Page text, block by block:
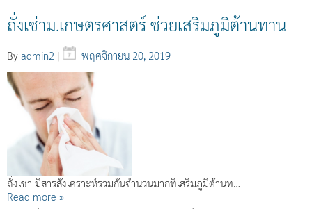
ถั่งเช่าม.เกษตรศาสตร์ ช่วยเสริมภูมิต้านทาน
By admin2 | พฤศจิกายน 20, 2019
ถั่งเช่า มีสารสังเคราะห์รวมกันจำนวนมากที่เสริมภูมิต้านท…
Read more »